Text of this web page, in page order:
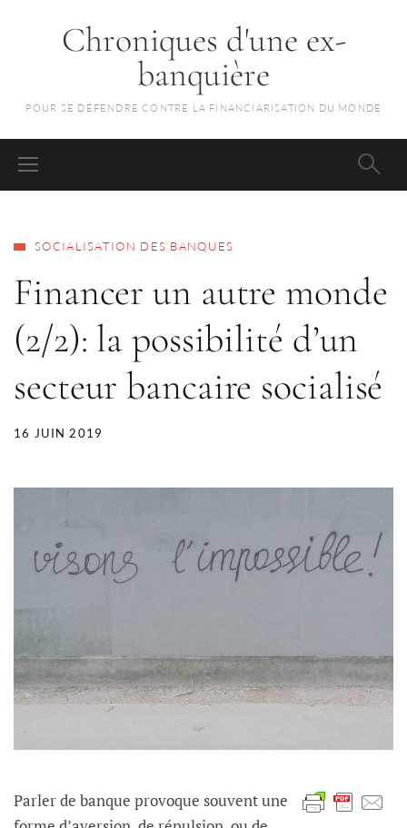
Chroniques d'une ex-
banquière
POUR SE DÉFENDRE CONTRE LA FINANCIARISATION DU MONDE
SOCIALISATION DES BANQUES
Financer un autre monde
(2/2): la possibilité d’un
secteur bancaire socialisé
16 JUIN 2019
Parler de banque provoque souvent une